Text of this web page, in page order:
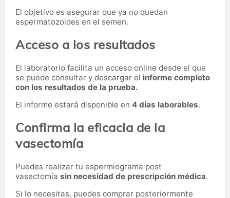
El objetivo es asegurar que ya no quedan
espermatozoides en el semen.
Acceso a los resultados
El laboratorio facilita un acceso online desde el que
se puede consultar y descargar el informe completo
con los resultados de la prueba.
El informe estará disponible en 4 días laborables.
Confirma la eficacia de la
vasectomía
Puedes realizar tu espermiograma post
vasectomía sin necesidad de prescripción médica.
Si lo necesitas, puedes comprar posteriormente